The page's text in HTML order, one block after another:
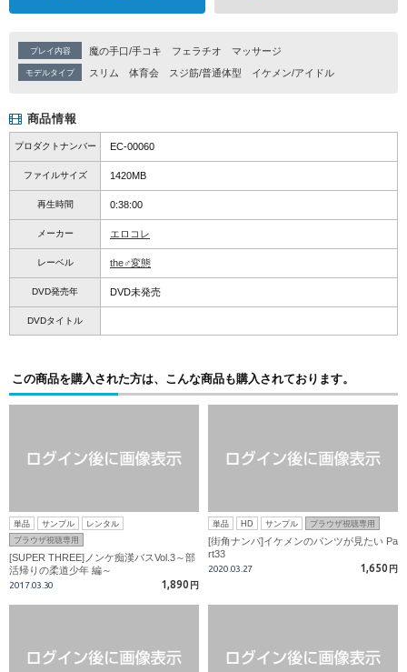
プレイ内容 魔の手口/手コキ フェラチオ マッサージ
モデルタイプ スリム 体育会 スジ筋/普通体型 イケメン/アイドル
商品情報
プロダクトナンバー EC-00060
ファイルサイズ 1420MB
再生時間 0:38:00
メーカー エロコレ
レーベル the♂変態
DVD発売年 DVD未発売
DVDタイトル
この商品を購入された方は、こんな商品も購入されております。
単品 サンプル
レンタル
ブラウザ視聴専用
[SUPER THREE]ノンケ痴漢バスVol.3～部
活帰りの柔道少年 編～
2017.03.30 1,890 円
単品 HD サンプル ブラウザ視聴専用
[街角ナンパ]イケメンのパンツが見たい Pa
rt33
2020.03.27 1,650 円